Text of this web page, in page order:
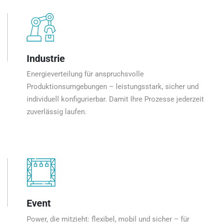
Industrie
Energieverteilung für anspruchsvolle
Produktionsumgebungen – leistungsstark, sicher und
individuell konfigurierbar. Damit Ihre Prozesse jederzeit
zuverlässig laufen.
Event
Power, die mitzieht: flexibel, mobil und sicher – für